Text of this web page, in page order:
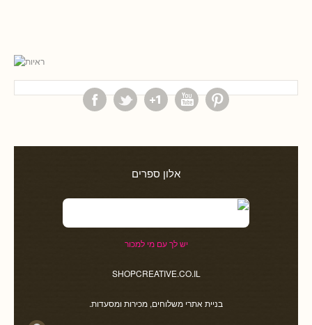
אלון ספרים
יש לך עם מי למכור
SHOPCREATIVE.CO.IL
בניית אתרי משלוחים, מכירות ומסעדות.